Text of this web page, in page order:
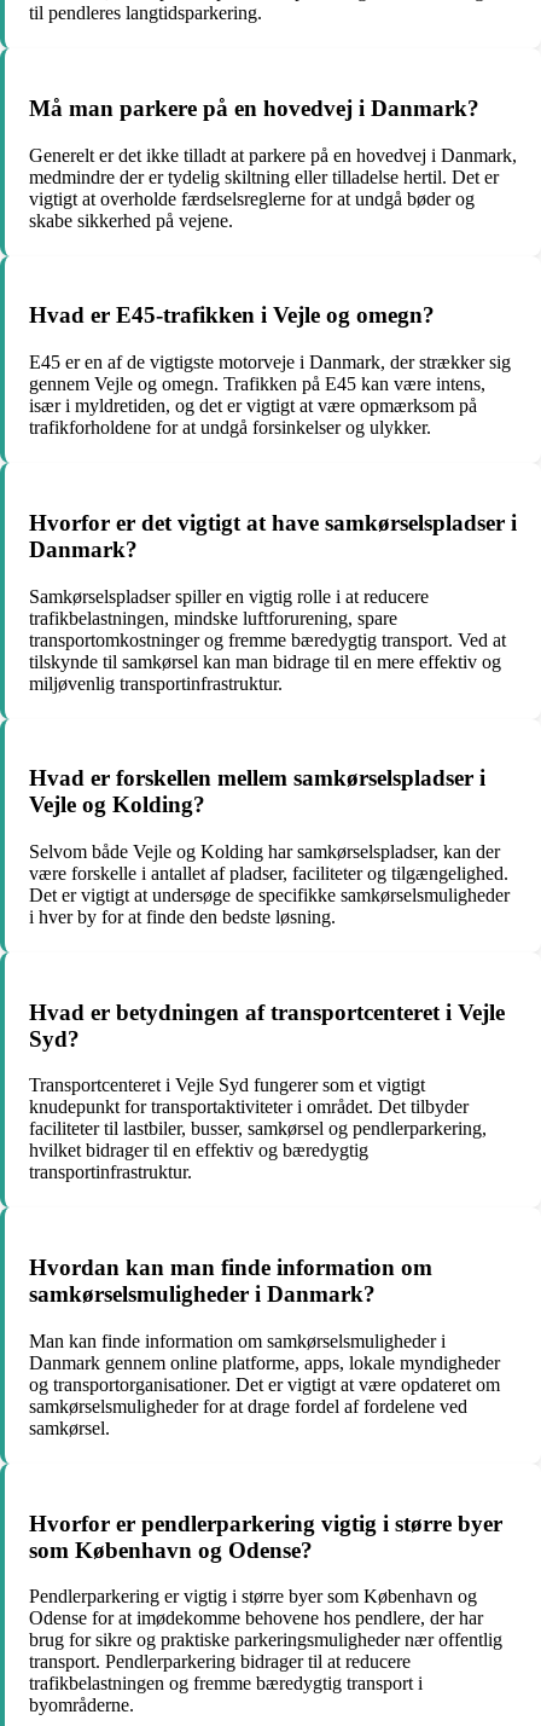
til pendleres langtidsparkering.
Må man parkere på en hovedvej i Danmark?
Generelt er det ikke tilladt at parkere på en hovedvej i Danmark,
medmindre der er tydelig skiltning eller tilladelse hertil. Det er
vigtigt at overholde færdselsreglerne for at undgå bøder og
skabe sikkerhed på vejene.
Hvad er E45-trafikken i Vejle og omegn?
E45 er en af de vigtigste motorveje i Danmark, der strækker sig
gennem Vejle og omegn. Trafikken på E45 kan være intens,
især i myldretiden, og det er vigtigt at være opmærksom på
trafikforholdene for at undgå forsinkelser og ulykker.
Hvorfor er det vigtigt at have samkørselspladser i
Danmark?
Samkørselspladser spiller en vigtig rolle i at reducere
trafikbelastningen, mindske luftforurening, spare
transportomkostninger og fremme bæredygtig transport. Ved at
tilskynde til samkørsel kan man bidrage til en mere effektiv og
miljøvenlig transportinfrastruktur.
Hvad er forskellen mellem samkørselspladser i
Vejle og Kolding?
Selvom både Vejle og Kolding har samkørselspladser, kan der
være forskelle i antallet af pladser, faciliteter og tilgængelighed.
Det er vigtigt at undersøge de specifikke samkørselsmuligheder
i hver by for at finde den bedste løsning.
Hvad er betydningen af transportcenteret i Vejle
Syd?
Transportcenteret i Vejle Syd fungerer som et vigtigt
knudepunkt for transportaktiviteter i området. Det tilbyder
faciliteter til lastbiler, busser, samkørsel og pendlerparkering,
hvilket bidrager til en effektiv og bæredygtig
transportinfrastruktur.
Hvordan kan man finde information om
samkørselsmuligheder i Danmark?
Man kan finde information om samkørselsmuligheder i
Danmark gennem online platforme, apps, lokale myndigheder
og transportorganisationer. Det er vigtigt at være opdateret om
samkørselsmuligheder for at drage fordel af fordelene ved
samkørsel.
Hvorfor er pendlerparkering vigtig i større byer
som København og Odense?
Pendlerparkering er vigtig i større byer som København og
Odense for at imødekomme behovene hos pendlere, der har
brug for sikre og praktiske parkeringsmuligheder nær offentlig
transport. Pendlerparkering bidrager til at reducere
trafikbelastningen og fremme bæredygtig transport i
byområderne.